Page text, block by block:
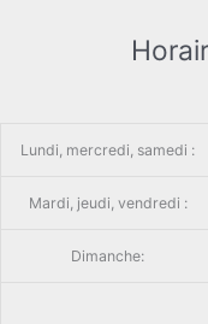
Lundi, mercredi, samedi :
Mardi, jeudi, vendredi :
Dimanche: